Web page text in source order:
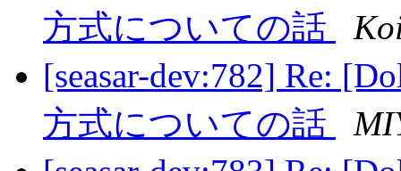
方式についての話
[seasar-dev:782] Re:
方式についての話